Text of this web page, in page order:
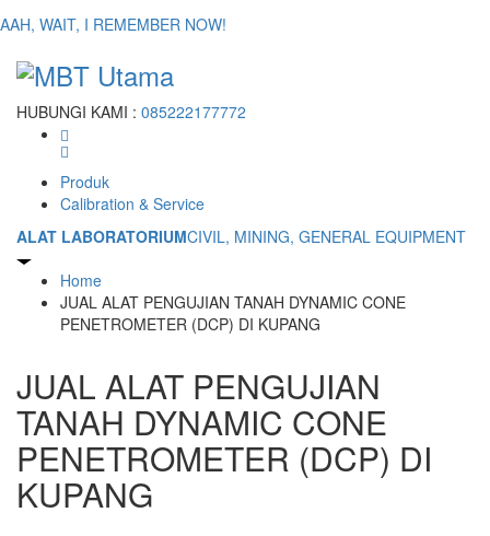
AAH, WAIT, I REMEMBER NOW!
HUBUNGI KAMI : 085222177772
Produk
Calibration & Service
ALAT LABORATORIUMCIVIL, MINING, GENERAL EQUIPMENT
Home
JUAL ALAT PENGUJIAN TANAH DYNAMIC CONE
PENETROMETER (DCP) DI KUPANG
JUAL ALAT PENGUJIAN
TANAH DYNAMIC CONE
PENETROMETER (DCP) DI
KUPANG